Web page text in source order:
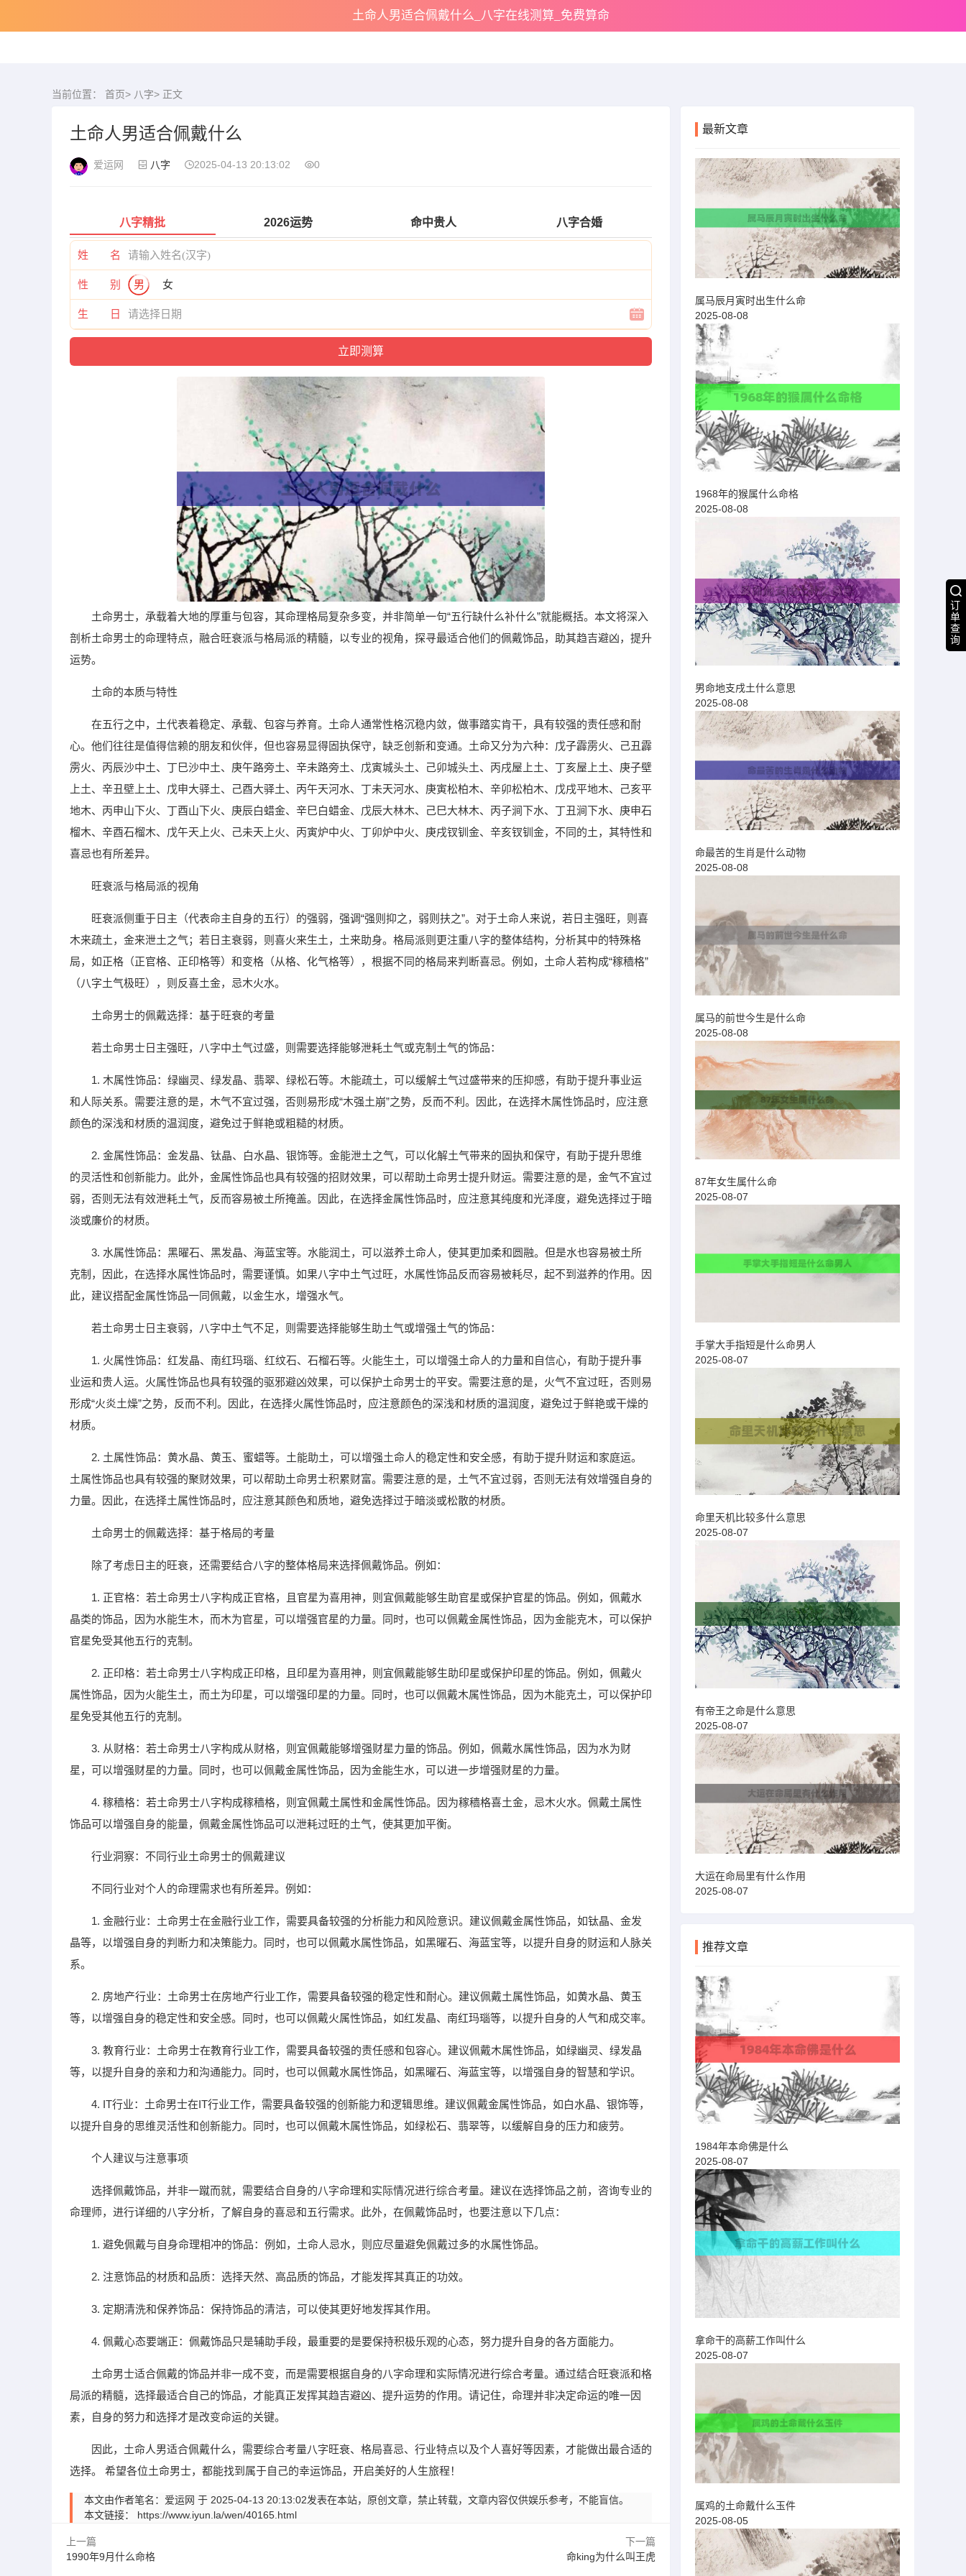
土命人男适合佩戴什么_八字在线测算_免费算命
订
单
查
询
当前位置： 首页> 八字> 正文
土命人男适合佩戴什么
爱运网 八字 2025-04-13 20:13:02 0
八字精批 2026运势 命中贵人 八字合婚
姓 名
性 别 男 女
生 日
土命男士，承载着大地的厚重与包容，其命理格局复杂多变，并非简单一句“五行缺什么补什么”就能概括。本文将深入
剖析土命男士的命理特点，融合旺衰派与格局派的精髓，以专业的视角，探寻最适合他们的佩戴饰品，助其趋吉避凶，提升
运势。
土命的本质与特性
在五行之中，土代表着稳定、承载、包容与养育。土命人通常性格沉稳内敛，做事踏实肯干，具有较强的责任感和耐
心。他们往往是值得信赖的朋友和伙伴，但也容易显得固执保守，缺乏创新和变通。土命又分为六种：戊子霹雳火、己丑霹
雳火、丙辰沙中土、丁巳沙中土、庚午路旁土、辛未路旁土、戊寅城头土、己卯城头土、丙戌屋上土、丁亥屋上土、庚子壁
上土、辛丑壁上土、戊申大驿土、己酉大驿土、丙午天河水、丁未天河水、庚寅松柏木、辛卯松柏木、戊戌平地木、己亥平
地木、丙申山下火、丁酉山下火、庚辰白蜡金、辛巳白蜡金、戊辰大林木、己巳大林木、丙子涧下水、丁丑涧下水、庚申石
榴木、辛酉石榴木、戊午天上火、己未天上火、丙寅炉中火、丁卯炉中火、庚戌钗钏金、辛亥钗钏金，不同的土，其特性和
喜忌也有所差异。
旺衰派与格局派的视角
旺衰派侧重于日主（代表命主自身的五行）的强弱，强调“强则抑之，弱则扶之”。对于土命人来说，若日主强旺，则喜
木来疏土，金来泄土之气；若日主衰弱，则喜火来生土，土来助身。格局派则更注重八字的整体结构，分析其中的特殊格
局，如正格（正官格、正印格等）和变格（从格、化气格等），根据不同的格局来判断喜忌。例如，土命人若构成“稼穑格”
（八字土气极旺），则反喜土金，忌木火水。
土命男士的佩戴选择：基于旺衰的考量
若土命男士日主强旺，八字中土气过盛，则需要选择能够泄耗土气或克制土气的饰品：
1. 木属性饰品：绿幽灵、绿发晶、翡翠、绿松石等。木能疏土，可以缓解土气过盛带来的压抑感，有助于提升事业运
和人际关系。需要注意的是，木气不宜过强，否则易形成“木强土崩”之势，反而不利。因此，在选择木属性饰品时，应注意
颜色的深浅和材质的温润度，避免过于鲜艳或粗糙的材质。
2. 金属性饰品：金发晶、钛晶、白水晶、银饰等。金能泄土之气，可以化解土气带来的固执和保守，有助于提升思维
的灵活性和创新能力。此外，金属性饰品也具有较强的招财效果，可以帮助土命男士提升财运。需要注意的是，金气不宜过
弱，否则无法有效泄耗土气，反而容易被土所掩盖。因此，在选择金属性饰品时，应注意其纯度和光泽度，避免选择过于暗
淡或廉价的材质。
3. 水属性饰品：黑曜石、黑发晶、海蓝宝等。水能润土，可以滋养土命人，使其更加柔和圆融。但是水也容易被土所
克制，因此，在选择水属性饰品时，需要谨慎。如果八字中土气过旺，水属性饰品反而容易被耗尽，起不到滋养的作用。因
此，建议搭配金属性饰品一同佩戴，以金生水，增强水气。
若土命男士日主衰弱，八字中土气不足，则需要选择能够生助土气或增强土气的饰品：
1. 火属性饰品：红发晶、南红玛瑙、红纹石、石榴石等。火能生土，可以增强土命人的力量和自信心，有助于提升事
业运和贵人运。火属性饰品也具有较强的驱邪避凶效果，可以保护土命男士的平安。需要注意的是，火气不宜过旺，否则易
形成“火炎土燥”之势，反而不利。因此，在选择火属性饰品时，应注意颜色的深浅和材质的温润度，避免过于鲜艳或干燥的
材质。
2. 土属性饰品：黄水晶、黄玉、蜜蜡等。土能助土，可以增强土命人的稳定性和安全感，有助于提升财运和家庭运。
土属性饰品也具有较强的聚财效果，可以帮助土命男士积累财富。需要注意的是，土气不宜过弱，否则无法有效增强自身的
力量。因此，在选择土属性饰品时，应注意其颜色和质地，避免选择过于暗淡或松散的材质。
土命男士的佩戴选择：基于格局的考量
除了考虑日主的旺衰，还需要结合八字的整体格局来选择佩戴饰品。例如：
1. 正官格：若土命男士八字构成正官格，且官星为喜用神，则宜佩戴能够生助官星或保护官星的饰品。例如，佩戴水
晶类的饰品，因为水能生木，而木为官星，可以增强官星的力量。同时，也可以佩戴金属性饰品，因为金能克木，可以保护
官星免受其他五行的克制。
2. 正印格：若土命男士八字构成正印格，且印星为喜用神，则宜佩戴能够生助印星或保护印星的饰品。例如，佩戴火
属性饰品，因为火能生土，而土为印星，可以增强印星的力量。同时，也可以佩戴木属性饰品，因为木能克土，可以保护印
星免受其他五行的克制。
3. 从财格：若土命男士八字构成从财格，则宜佩戴能够增强财星力量的饰品。例如，佩戴水属性饰品，因为水为财
星，可以增强财星的力量。同时，也可以佩戴金属性饰品，因为金能生水，可以进一步增强财星的力量。
4. 稼穑格：若土命男士八字构成稼穑格，则宜佩戴土属性和金属性饰品。因为稼穑格喜土金，忌木火水。佩戴土属性
饰品可以增强自身的能量，佩戴金属性饰品可以泄耗过旺的土气，使其更加平衡。
行业洞察：不同行业土命男士的佩戴建议
不同行业对个人的命理需求也有所差异。例如：
1. 金融行业：土命男士在金融行业工作，需要具备较强的分析能力和风险意识。建议佩戴金属性饰品，如钛晶、金发
晶等，以增强自身的判断力和决策能力。同时，也可以佩戴水属性饰品，如黑曜石、海蓝宝等，以提升自身的财运和人脉关
系。
2. 房地产行业：土命男士在房地产行业工作，需要具备较强的稳定性和耐心。建议佩戴土属性饰品，如黄水晶、黄玉
等，以增强自身的稳定性和安全感。同时，也可以佩戴火属性饰品，如红发晶、南红玛瑙等，以提升自身的人气和成交率。
3. 教育行业：土命男士在教育行业工作，需要具备较强的责任感和包容心。建议佩戴木属性饰品，如绿幽灵、绿发晶
等，以提升自身的亲和力和沟通能力。同时，也可以佩戴水属性饰品，如黑曜石、海蓝宝等，以增强自身的智慧和学识。
4. IT行业：土命男士在IT行业工作，需要具备较强的创新能力和逻辑思维。建议佩戴金属性饰品，如白水晶、银饰等，
以提升自身的思维灵活性和创新能力。同时，也可以佩戴木属性饰品，如绿松石、翡翠等，以缓解自身的压力和疲劳。
个人建议与注意事项
选择佩戴饰品，并非一蹴而就，需要结合自身的八字命理和实际情况进行综合考量。建议在选择饰品之前，咨询专业的
命理师，进行详细的八字分析，了解自身的喜忌和五行需求。此外，在佩戴饰品时，也要注意以下几点：
1. 避免佩戴与自身命理相冲的饰品：例如，土命人忌水，则应尽量避免佩戴过多的水属性饰品。
2. 注意饰品的材质和品质：选择天然、高品质的饰品，才能发挥其真正的功效。
3. 定期清洗和保养饰品：保持饰品的清洁，可以使其更好地发挥其作用。
4. 佩戴心态要端正：佩戴饰品只是辅助手段，最重要的是要保持积极乐观的心态，努力提升自身的各方面能力。
土命男士适合佩戴的饰品并非一成不变，而是需要根据自身的八字命理和实际情况进行综合考量。通过结合旺衰派和格
局派的精髓，选择最适合自己的饰品，才能真正发挥其趋吉避凶、提升运势的作用。请记住，命理并非决定命运的唯一因
素，自身的努力和选择才是改变命运的关键。
因此，土命人男适合佩戴什么，需要综合考量八字旺衰、格局喜忌、行业特点以及个人喜好等因素，才能做出最合适的
选择。 希望各位土命男士，都能找到属于自己的幸运饰品，开启美好的人生旅程！
本文由作者笔名：爱运网 于 2025-04-13 20:13:02发表在本站，原创文章，禁止转载，文章内容仅供娱乐参考，不能盲信。
本文链接： https://www.iyun.la/wen/40165.html
上一篇
1990年9月什么命格
下一篇
命king为什么叫王虎
最新文章
属马辰月寅时出生什么命
2025-08-08
1968年的猴属什么命格
2025-08-08
男命地支戌土什么意思
2025-08-08
命最苦的生肖是什么动物
2025-08-08
属马的前世今生是什么命
2025-08-08
87年女生属什么命
2025-08-07
手掌大手指短是什么命男人
2025-08-07
命里天机比较多什么意思
2025-08-07
有帝王之命是什么意思
2025-08-07
大运在命局里有什么作用
2025-08-07
推荐文章
1984年本命佛是什么
2025-08-07
拿命干的高薪工作叫什么
2025-08-07
属鸡的土命戴什么玉件
2025-08-05